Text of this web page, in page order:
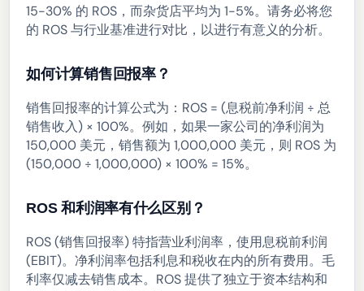
15-30% 的 ROS，而杂货店平均为 1-5%。请务必将您
的 ROS 与行业基准进行对比，以进行有意义的分析。
如何计算销售回报率？
销售回报率的计算公式为：ROS = (息税前净利润 ÷ 总
销售收入) × 100%。例如，如果一家公司的净利润为
150,000 美元，销售额为 1,000,000 美元，则 ROS 为
(150,000 ÷ 1,000,000) × 100% = 15%。
ROS 和利润率有什么区别？
ROS (销售回报率) 特指营业利润率，使用息税前利润
(EBIT)。净利润率包括利息和税收在内的所有费用。毛
利率仅减去销售成本。ROS 提供了独立于资本结构和